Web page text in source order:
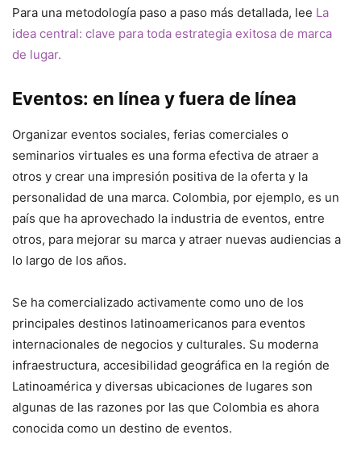
Para una metodología paso a paso más detallada, lee La
idea central: clave para toda estrategia exitosa de marca
de lugar.
Eventos: en línea y fuera de línea
Organizar eventos sociales, ferias comerciales o
seminarios virtuales es una forma efectiva de atraer a
otros y crear una impresión positiva de la oferta y la
personalidad de una marca. Colombia, por ejemplo, es un
país que ha aprovechado la industria de eventos, entre
otros, para mejorar su marca y atraer nuevas audiencias a
lo largo de los años.
Se ha comercializado activamente como uno de los
principales destinos latinoamericanos para eventos
internacionales de negocios y culturales. Su moderna
infraestructura, accesibilidad geográfica en la región de
Latinoamérica y diversas ubicaciones de lugares son
algunas de las razones por las que Colombia es ahora
conocida como un destino de eventos.